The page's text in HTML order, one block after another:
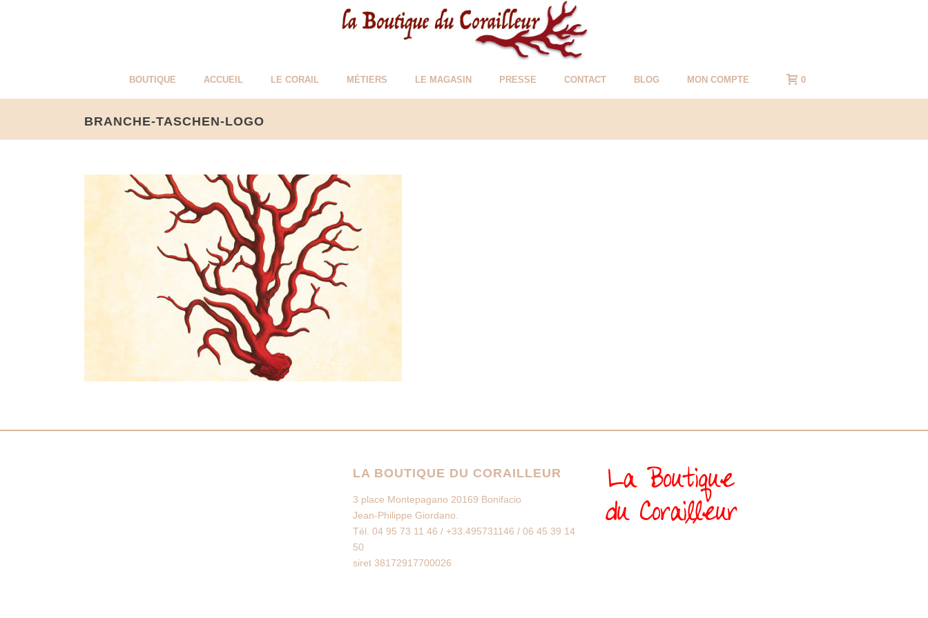
BOUTIQUE ACCUEIL LE CORAIL MÉTIERS LE MAGASIN PRESSE CONTACT BLOG MON COMPTE 0
BRANCHE-TASCHEN-LOGO
LA BOUTIQUE DU CORAILLEUR
3 place Montepagano 20169 Bonifacio
Jean-Philippe Giordano.
Tél. 04 95 73 11 46 / +33.495731146 / 06 45 39 14
50
siret 38172917700026